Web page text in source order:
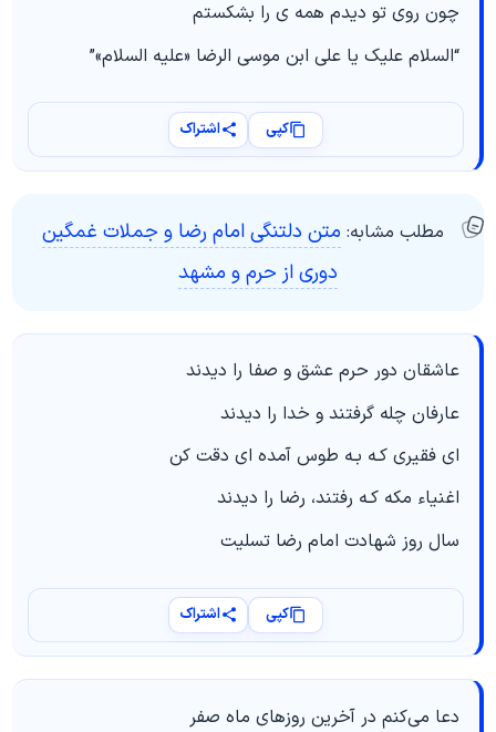
چون روی تو دیدم همه ی را بشکستم
“السلام علیک یا علی ابن موسی الرضا «علیه السلام»”
کپی اشتراک
مطلب مشابه: متن دلتنگی امام رضا و جملات غمگین
دوری از حرم و مشهد
عاشقان دور حرم عشق و صفا را دیدند
عارفان چله گرفتند و خدا را دیدند
ای فقیری کـه بـه طوس آمده ای دقت کن
اغنیاء مکه کـه رفتند، رضا را دیدند
سال روز شهادت امام رضا تسلیت
کپی اشتراک
دعا می‌کنم در آخرین روزهای ماه صفر